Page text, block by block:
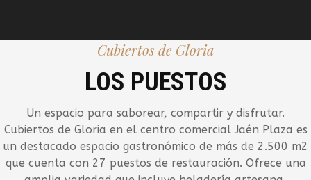
Cubiertos de Gloria
LOS PUESTOS
Un espacio para saborear, compartir y disfrutar.
Cubiertos de Gloria en el centro comercial Jaén Plaza es
un destacado espacio gastronómico de más de 2.500 m2
que cuenta con 27 puestos de restauración. Ofrece una